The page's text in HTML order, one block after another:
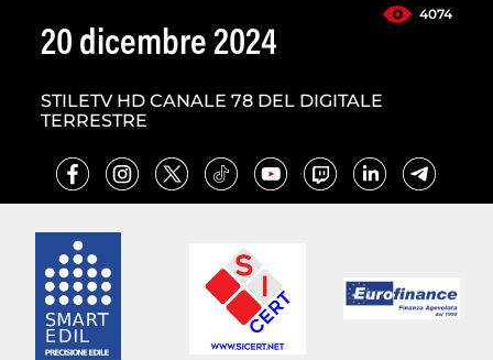
4074
20 dicembre 2024
STILETV HD CANALE 78 DEL DIGITALE
TERRESTRE